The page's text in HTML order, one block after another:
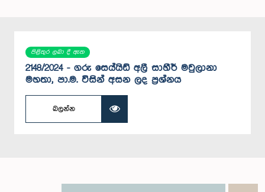
පිළිතුර ලබා දී ඇත
2148/2024 - ගරු සෙය්යිඩ් අලී සාහීර් මවුලානා
මහතා, පා.ම. විසින් අසන ලද ප්‍රශ්නය
බලන්න